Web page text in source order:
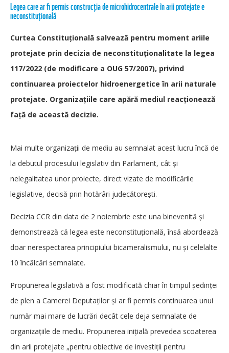
Legea care ar fi permis construcția de microhidrocentrale în arii protejate e
neconstituțională
Curtea Constituțională salvează pentru moment ariile
protejate prin decizia de neconstituționalitate la legea
117/2022 (de modificare a OUG 57/2007), privind
continuarea proiectelor hidroenergetice în arii naturale
protejate. Organizațiile care apără mediul reacționează
față de această decizie.
Mai multe organizații de mediu au semnalat acest lucru încă de
la debutul procesului legislativ din Parlament, cât și
nelegalitatea unor proiecte, direct vizate de modificările
legislative, decisă prin hotărâri judecătorești.
Decizia CCR din data de 2 noiembrie este una binevenită și
demonstrează că legea este neconstituțională, însă abordează
doar nerespectarea principiului bicameralismului, nu și celelalte
10 încălcări semnalate.
Propunerea legislativă a fost modificată chiar în timpul ședinței
de plen a Camerei Deputaților și ar fi permis continuarea unui
număr mai mare de lucrări decât cele deja semnalate de
organizațiile de mediu. Propunerea inițială prevedea scoaterea
din arii protejate „pentru obiective de investiții pentru